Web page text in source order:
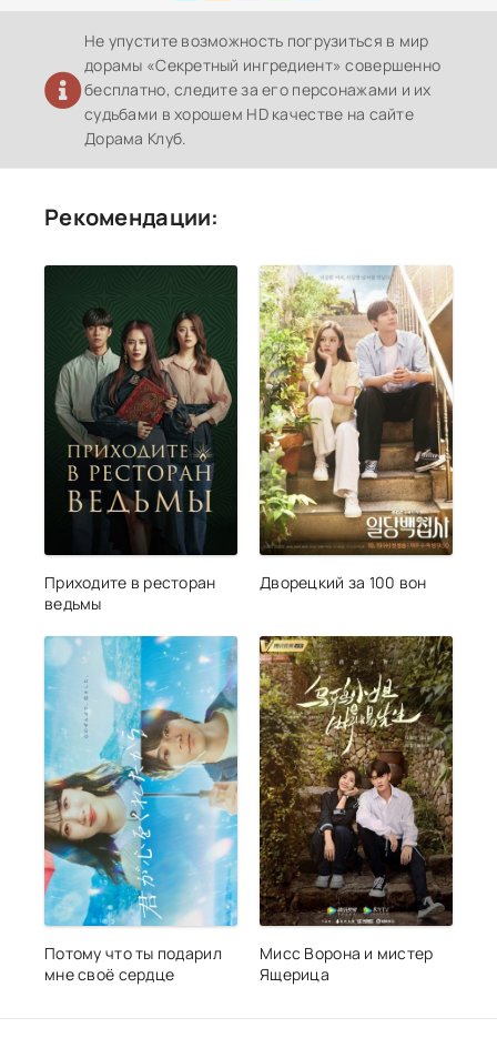
Не упустите возможность погрузиться в мир
дорамы «Секретный ингредиент» совершенно
бесплатно, следите за его персонажами и их
судьбами в хорошем HD качестве на сайте
Дорама Клуб.
Рекомендации:
Приходите в ресторан
ведьмы
Дворецкий за 100 вон
Потому что ты подарил
мне своё сердце
Мисс Ворона и мистер
Ящерица